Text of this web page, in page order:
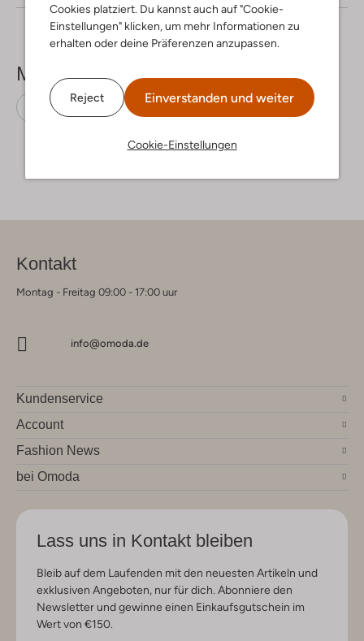
Cookies platziert. Du kannst auch auf "Cookie-
Einstellungen" klicken, um mehr Informationen zu
erhalten oder deine Präferenzen anzupassen.
Reject Einverstanden und weiter
Cookie-Einstellungen
Mehr sehen
Sneaker High Converse Canvas
Kontakt
Montag - Freitag 09:00 - 17:00 uur
info@omoda.de
Kundenservice
Account
Fashion News
bei Omoda
Lass uns in Kontakt bleiben
Bleib auf dem Laufenden mit den neuesten Artikeln und
exklusiven Angeboten, nur für dich. Abonniere den
Newsletter und gewinne einen Einkaufsgutschein im
Wert von €150.